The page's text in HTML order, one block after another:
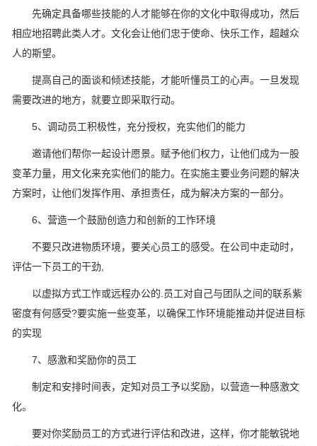
先确定具备哪些技能的人才能够在你的文化中取得成功，然后
相应地招聘此类人才。文化会让他们忠于使命、快乐工作，超越众
人的斯望。
提高自己的面谈和倾述技能，才能听懂员工的心声。一旦发现
需要改进的地方，就要立即采取行动。
5、调动员工积极性，充分授权，充实他们的能力
邀请他们帮你一起设计愿景。赋予他们权力，让他们成为一股
变革力量，用文化来充实他们的能力。在实施主要业务问题的解决
方案时，让他们发挥作用、承担责任，成为解决方案的一部分。
6、营造一个鼓励创造力和创新的工怍环境
不要只改进物质环境，要关心员工的感受。在公司中走动时，
评估一下员工的干劲,
以虚拟方式工怍或远程办公的.员工对自己与团队之间的联系紫
密度有何感受?要实施一些变革，以确保工怍环境能推动并促进目标
的实现
7、感激和奖励你的员工
制定和安排时间表，定知对员工予以奖励，以营造一种感激文
化。
要对你奖励员工的方式进行评估和改进，这样，你才能敏锐地